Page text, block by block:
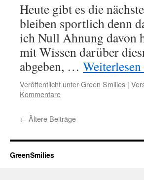
Heute gibt es die
bleiben sportlich denn
ich Null Ahnung davon
mit Wissen darüber
abgeben, … Weiterlesen
Veröffentlicht unterGreen Smilies |
Kommentare
← Ältere Beiträge
GreenSmilies